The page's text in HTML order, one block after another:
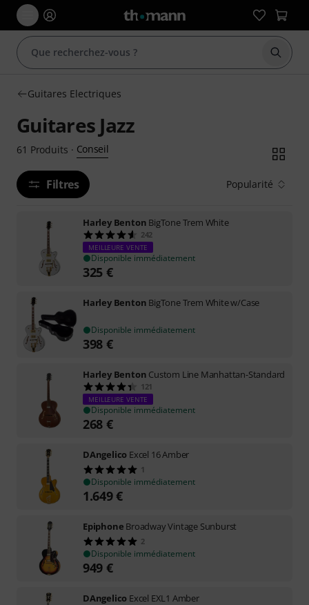
Guitares Electriques
Guitares Jazz
61 Produits · Conseil
Filtres Popularité
Harley Benton BigTone Trem White
242
MEILLEURE VENTE
Disponible immédiatement
325 €
Harley Benton BigTone Trem White w/Case
Disponible immédiatement
398 €
Harley Benton Custom Line Manhattan-Standard
121
MEILLEURE VENTE
Disponible immédiatement
268 €
DAngelico Excel 16 Amber
1
Disponible immédiatement
1.649€
Epiphone Broadway Vintage Sunburst
2
Disponible immédiatement
949 €
DAngelico Excel EXL1 Amber